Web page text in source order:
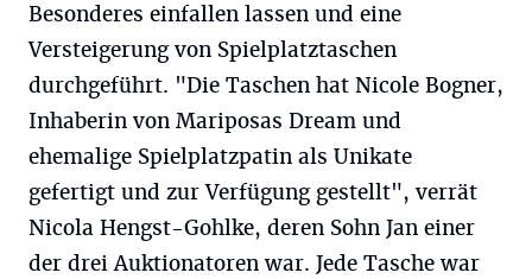
Besonderes einfallen lassen und eine
Versteigerung von Spielplatztaschen
durchgeführt. "Die Taschen hat Nicole Bogner,
Inhaberin von Mariposas Dream und
ehemalige Spielplatzpatin als Unikate
gefertigt und zur Verfügung gestellt", verrät
Nicola Hengst-Gohlke, deren Sohn Jan einer
der drei Auktionatoren war. Jede Tasche war